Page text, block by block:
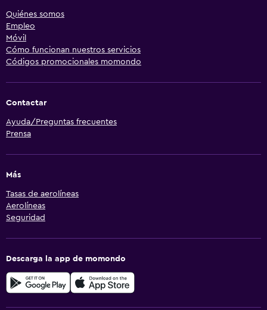
Quiénes somos
Empleo
Móvil
Cómo funcionan nuestros servicios
Códigos promocionales momondo
Contactar
Ayuda/Preguntas frecuentes
Prensa
Más
Tasas de aerolíneas
Aerolíneas
Seguridad
Descarga la app de momondo